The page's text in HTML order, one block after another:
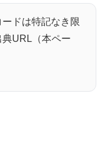
ードは特記なき限
URL（本ペー